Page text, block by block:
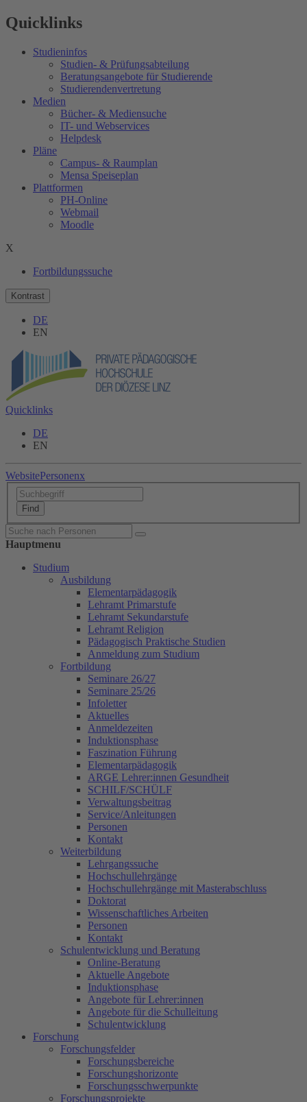
Quicklinks
Studieninfos
Studien- & Prüfungsabteilung
Beratungsangebote für Studierende
Studierendenvertretung
Medien
Bücher- & Mediensuche
IT- und Webservices
Helpdesk
Pläne
Campus- & Raumplan
Mensa Speiseplan
Plattformen
PH-Online
Webmail
Moodle
X
Fortbildungssuche
Kontrast
DE
EN
Quicklinks
DE
EN
WebsitePersonenx
Hauptmenu
Studium
Ausbildung
Elementarpädagogik
Lehramt Primarstufe
Lehramt Sekundarstufe
Lehramt Religion
Pädagogisch Praktische Studien
Anmeldung zum Studium
Fortbildung
Seminare 26/27
Seminare 25/26
Infoletter
Aktuelles
Anmeldezeiten
Induktionsphase
Faszination Führung
Elementarpädagogik
ARGE Lehrer:innen Gesundheit
SCHILF/SCHÜLF
Verwaltungsbeitrag
Service/Anleitungen
Personen
Kontakt
Weiterbildung
Lehrgangssuche
Hochschullehrgänge
Hochschullehrgänge mit Masterabschluss
Doktorat
Wissenschaftliches Arbeiten
Personen
Kontakt
Schulentwicklung und Beratung
Online-Beratung
Aktuelle Angebote
Induktionsphase
Angebote für Lehrer:innen
Angebote für die Schulleitung
Schulentwicklung
Forschung
Forschungsfelder
Forschungsbereiche
Forschungshorizonte
Forschungsschwerpunkte
Forschungsprojekte